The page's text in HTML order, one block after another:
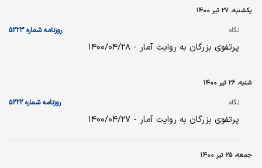
یکشنبه، ۲۷ تیر ۱۴۰۰
نگاه روزنامه شماره ۵۲۲۳
پرتفوی بزرگان به روایت آمار - ۱۴۰۰/۰۴/۲۸
شنبه، ۲۶ تیر ۱۴۰۰
نگاه روزنامه شماره ۵۲۲۲
پرتفوی بزرگان به روایت آمار - ۱۴۰۰/۰۴/۲۷
جمعه، ۲۵ تیر ۱۴۰۰